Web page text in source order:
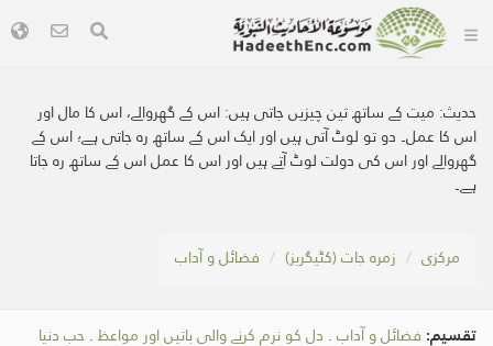
حدیث: میت کے ساتھ تین چیزیں جاتی ہیں: اس کے گھروالے، اس کا مال اور
اس کا عمل۔ دو تو لوٹ آتی ہیں اور ایک اس کے ساتھ رہ جاتی ہے؛ اس کے
گھروالے اور اس کی دولت لوٹ آتے ہیں اور اس کا عمل اس کے ساتھ رہ جاتا
ہے۔
مرکزی زمرہ جات (کٹیگریز) فضائل و آداب
تقسیم: فضائل و آداب . دل کو نرم کرنے والی باتیں اور مواعظ . حبِ دنیا